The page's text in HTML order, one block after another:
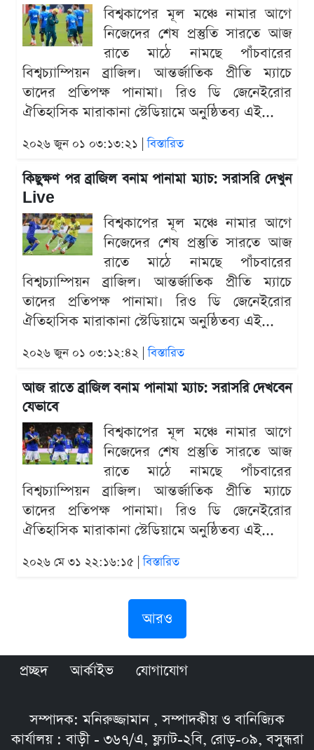
বিশ্বকাপের মূল মঞ্চে নামার আগে
নিজেদের শেষ প্রস্তুতি সারতে আজ
রাতে মাঠে নামছে পাঁচবারের
বিশ্বচ্যাম্পিয়ন ব্রাজিল। আন্তর্জাতিক প্রীতি ম্যাচে
তাদের প্রতিপক্ষ পানামা। রিও ডি জেনেইরোর
ঐতিহাসিক মারাকানা স্টেডিয়ামে অনুষ্ঠিতব্য এই...
২০২৬ জুন ০১ ০৩:১৩:২১ |বিস্তারিত
কিছুক্ষণ পর ব্রাজিল বনাম পানামা ম্যাচ: সরাসরি দেখুন
Live
বিশ্বকাপের মূল মঞ্চে নামার আগে
নিজেদের শেষ প্রস্তুতি সারতে আজ
রাতে মাঠে নামছে পাঁচবারের
বিশ্বচ্যাম্পিয়ন ব্রাজিল। আন্তর্জাতিক প্রীতি ম্যাচে
তাদের প্রতিপক্ষ পানামা। রিও ডি জেনেইরোর
ঐতিহাসিক মারাকানা স্টেডিয়ামে অনুষ্ঠিতব্য এই...
২০২৬ জুন ০১ ০৩:১২:৪২ |বিস্তারিত
আজ রাতে ব্রাজিল বনাম পানামা ম্যাচ: সরাসরি দেখবেন
যেভাবে
বিশ্বকাপের মূল মঞ্চে নামার আগে
নিজেদের শেষ প্রস্তুতি সারতে আজ
রাতে মাঠে নামছে পাঁচবারের
বিশ্বচ্যাম্পিয়ন ব্রাজিল। আন্তর্জাতিক প্রীতি ম্যাচে
তাদের প্রতিপক্ষ পানামা। রিও ডি জেনেইরোর
ঐতিহাসিক মারাকানা স্টেডিয়ামে অনুষ্ঠিতব্য এই...
২০২৬ মে ৩১ ২২:১৬:১৫ |বিস্তারিত
আরও
প্রচ্ছদ আর্কাইভ যোগাযোগ
সম্পাদক: মনিরুজ্জামান , সম্পাদকীয় ও বানিজ্যিক
কার্যালয় : বাড়ী - ৩৬৭/এ, ফ্ল্যাট-২বি, রোড়-০৯, বসুন্ধরা